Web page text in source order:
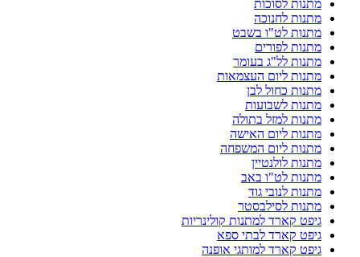
מתנות לסוכות
מתנות לחנוכה
מתנות לט"ו בשבט
מתנות לפורים
מתנות לל"ג בעומר
מתנות ליום העצמאות
מתנות כחול לבן
מתנות לשבועות
מתנות למזל בתולה
מתנות ליום האישה
מתנות ליום המשפחה
מתנות לולנטיין
מתנות לט"ו באב
מתנות לנובי גוד
מתנות לסילבסטר
גיפט קארד למתנות קולינריות
גיפט קארד לבתי ספא
גיפט קארד למותגי אופנה